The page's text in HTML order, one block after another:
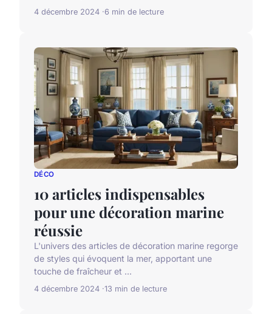
4 décembre 2024 6 min de lecture
DÉCO
10 articles indispensables
pour une décoration marine
réussie
L'univers des articles de décoration marine regorge
de styles qui évoquent la mer, apportant une
touche de fraîcheur et ...
4 décembre 2024 13 min de lecture